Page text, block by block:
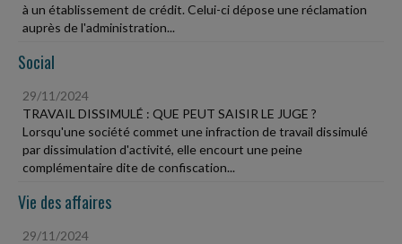
à un établissement de crédit. Celui-ci dépose une réclamation
auprès de l'administration...
Social
29/11/2024
TRAVAIL DISSIMULÉ : QUE PEUT SAISIR LE JUGE ?
Lorsqu'une société commet une infraction de travail dissimulé
par dissimulation d'activité, elle encourt une peine
complémentaire dite de confiscation...
Vie des affaires
29/11/2024